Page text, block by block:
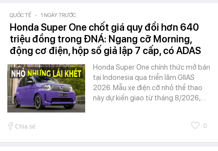
QUỐC TẾ - 1 NGÀY TRƯỚC
Honda Super One chốt giá quy đổi hơn 640
triệu đồng trong ĐNÁ: Ngang cỡ Morning,
động cơ điện, hộp số giả lập 7 cấp, có ADAS
Honda Super One chính thức mở bán
tại Indonesia qua triển lãm GIIAS
2026. Mẫu xe điện cỡ nhỏ thể thao
này dự kiến giao từ tháng 8/2026,…
Chia sẻ 0